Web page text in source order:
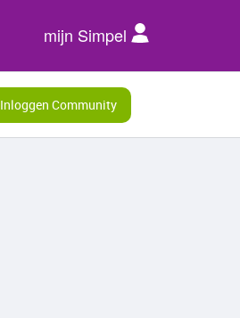
mijn Simpel
Inloggen Community